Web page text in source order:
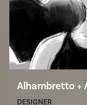
Alhambretto +
DESIGNER